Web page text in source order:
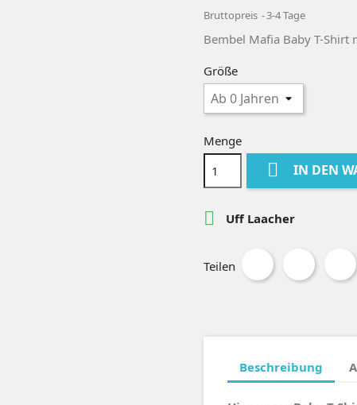
Bruttopreis 3-4 Tage
Bembel Mafia Baby T-Shirt
Größe
Menge
 IN DEN
 Uff Laacher
Teilen
Beschreibung